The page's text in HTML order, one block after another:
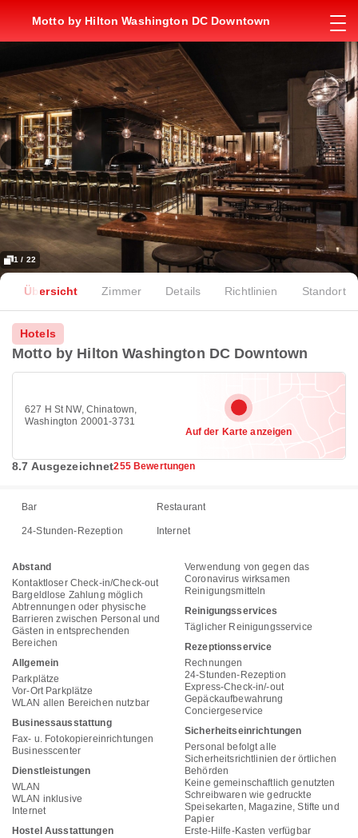
Motto by Hilton Washington DC Downtown
1 / 22
Übersicht Zimmer Details Richtlinien Standort
Hotels
Motto by Hilton Washington DC Downtown
627 H St NW, Chinatown,
Washington 20001-3731
Auf der Karte anzeigen
8.7 Ausgezeichnet255 Bewertungen
Bar Restaurant
24-Stunden-Rezeption Internet
Abstand
Kontaktloser Check-in/Check-out
Bargeldlose Zahlung möglich
Abtrennungen oder physische
Barrieren zwischen Personal und
Gästen in entsprechenden
Bereichen
Allgemein
Parkplätze
Vor-Ort Parkplätze
WLAN allen Bereichen nutzbar
Businessausstattung
Fax- u. Fotokopiereinrichtungen
Businesscenter
Dienstleistungen
WLAN
WLAN inklusive
Internet
Hostel Ausstattungen
Verwendung von gegen das
Coronavirus wirksamen
Reinigungsmitteln
Reinigungsservices
Täglicher Reinigungsservice
Rezeptionsservice
Rechnungen
24-Stunden-Rezeption
Express-Check-in/-out
Gepäckaufbewahrung
Conciergeservice
Sicherheitseinrichtungen
Personal befolgt alle
Sicherheitsrichtlinien der örtlichen
Behörden
Keine gemeinschaftlich genutzten
Schreibwaren wie gedruckte
Speisekarten, Magazine, Stifte und
Papier
Erste-Hilfe-Kasten verfügbar